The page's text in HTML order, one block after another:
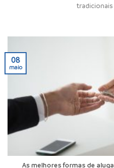
tradicionais
As melhores formas de
08
maio